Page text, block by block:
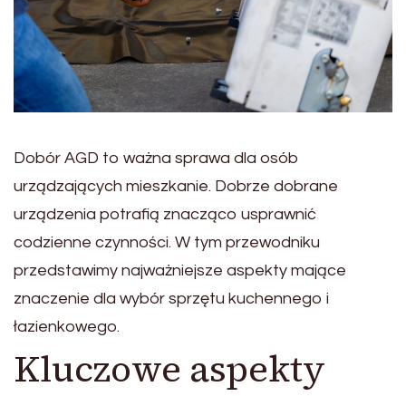
Dobór AGD to ważna sprawa dla osób
urządzających mieszkanie. Dobrze dobrane
urządzenia potrafią znacząco usprawnić
codzienne czynności. W tym przewodniku
przedstawimy najważniejsze aspekty mające
znaczenie dla wybór sprzętu kuchennego i
łazienkowego.
Kluczowe aspekty